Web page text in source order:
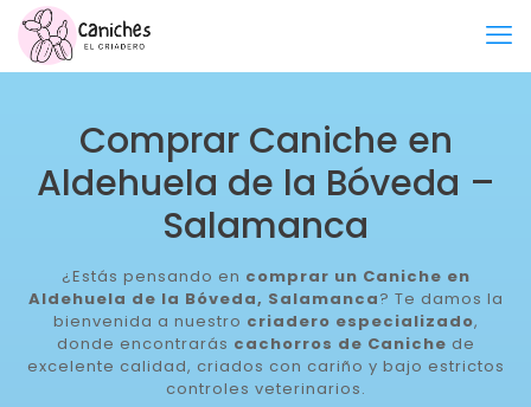
Comprar Caniche en
Aldehuela de la Bóveda –
Salamanca
¿Estás pensando en comprar un Caniche en
Aldehuela de la Bóveda, Salamanca? Te damos la
bienvenida a nuestro criadero especializado,
donde encontrarás cachorros de Caniche de
excelente calidad, criados con cariño y bajo estrictos
controles veterinarios.